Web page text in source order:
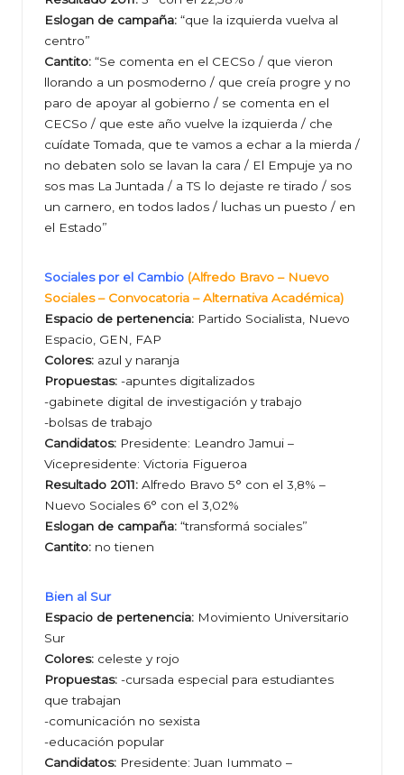
Eslogan de campaña: “que la izquierda vuelva al
centro”
Cantito: “Se comenta en el CECSo / que vieron
llorando a un posmoderno / que creía progre y no
paro de apoyar al gobierno / se comenta en el
CECSo / que este año vuelve la izquierda / che
cuídate Tomada, que te vamos a echar a la mierda /
no debaten solo se lavan la cara / El Empuje ya no
sos mas La Juntada / a TS lo dejaste re tirado / sos
un carnero, en todos lados / luchas un puesto / en
el Estado”
Sociales por el Cambio (Alfredo Bravo – Nuevo
Sociales – Convocatoria – Alternativa Académica)
Espacio de pertenencia: Partido Socialista, Nuevo
Espacio, GEN, FAP
Colores: azul y naranja
Propuestas: -apuntes digitalizados
-gabinete digital de investigación y trabajo
-bolsas de trabajo
Candidatos: Presidente: Leandro Jamui –
Vicepresidente: Victoria Figueroa
Resultado 2011: Alfredo Bravo 5° con el 3,8% –
Nuevo Sociales 6° con el 3,02%
Eslogan de campaña: “transformá sociales”
Cantito: no tienen
Bien al Sur
Espacio de pertenencia: Movimiento Universitario
Sur
Colores: celeste y rojo
Propuestas: -cursada especial para estudiantes
que trabajan
-comunicación no sexista
-educación popular
Candidatos: Presidente: Juan Iummato –